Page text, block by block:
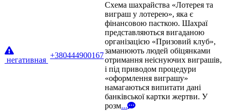
негативная
+380444900167
Схема шахрайства «Лотерея та
виграш у лотерею», яка є
фінансовою пасткою. Шахраї
представляються вигаданою
організацією «Призовий клуб»,
заманюють людей обіцянками
отримання неіснуючих виграшів,
і під приводом процедури
«оформлення виграшу»
намагаються випитати дані
банківської картки жертви. У
розм...